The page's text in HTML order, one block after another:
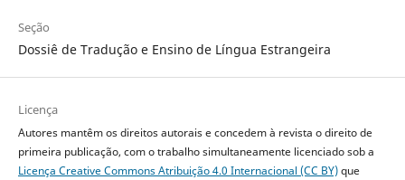
Seção
Dossiê de Tradução e Ensino de Língua Estrangeira
Licença
Autores mantêm os direitos autorais e concedem à revista o direito de
primeira publicação, com o trabalho simultaneamente licenciado sob a
Licença Creative Commons Atribuição 4.0 Internacional (CC BY)que